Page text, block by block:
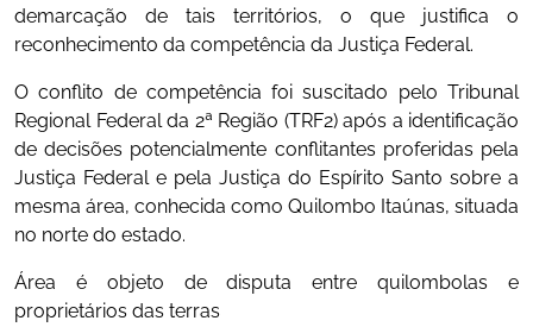
demarcação de tais territórios, o que justifica o
reconhecimento da competência da Justiça Federal.
O conflito de competência foi suscitado pelo Tribunal
Regional Federal da 2ª Região (TRF2) após a identificação
de decisões potencialmente conflitantes proferidas pela
Justiça Federal e pela Justiça do Espírito Santo sobre a
mesma área, conhecida como Quilombo Itaúnas, situada
no norte do estado.
Área é objeto de disputa entre quilombolas e
proprietários das terras